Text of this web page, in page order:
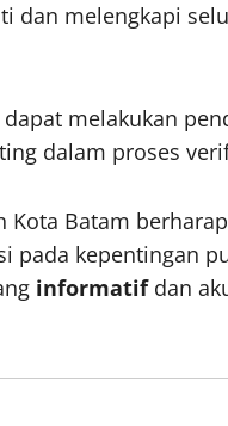
dan melengkapi
melakukan
dalam proses
Batam
pada kepentingan
informatifdan